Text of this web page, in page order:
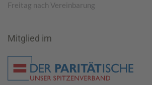
Freitag nach Vereinbarung
Mitglied im